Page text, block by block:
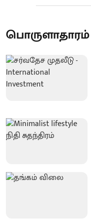
பொருளாதாரம்